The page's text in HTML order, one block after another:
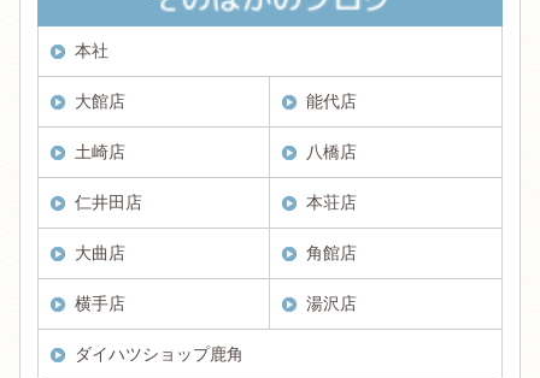
本社
大館店 能代店
土崎店 八橋店
仁井田店 本荘店
大曲店 角館店
横手店 湯沢店
ダイハツショップ鹿角